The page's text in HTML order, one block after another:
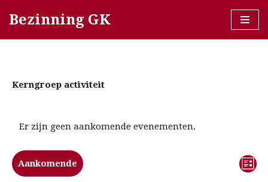
Bezinning GK
Kerngroep activiteit
Er zijn geen aankomende evenementen.
Lijst
Aankomende